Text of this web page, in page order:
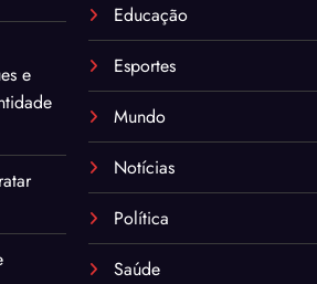
e
Educação
Esportes
Mundo
Notícias
Política
Saúde